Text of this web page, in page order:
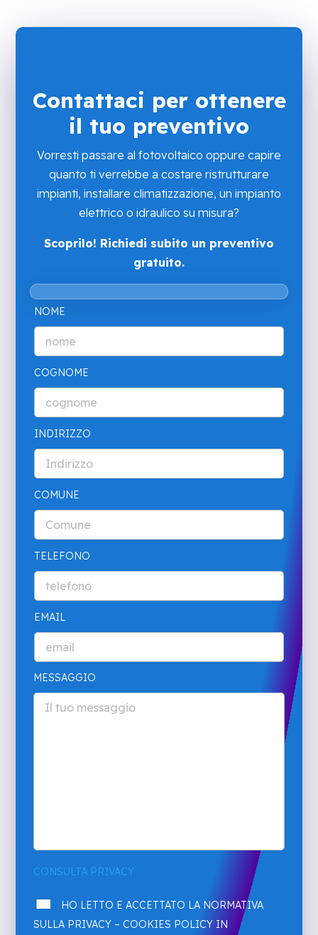
Contattaci per ottenere
il tuo preventivo
Vorresti passare al fotovoltaico oppure capire
quanto ti verrebbe a costare ristrutturare
impianti, installare climatizzazione, un impianto
elettrico o idraulico su misura?
Scoprilo! Richiedi subito un preventivo
gratuito.
NOME
COGNOME
INDIRIZZO
COMUNE
TELEFONO
EMAIL
MESSAGGIO
CONSULTA PRIVACY
HO LETTO E ACCETTATO LA NORMATIVA
SULLA PRIVACY – COOKIES POLICY IN